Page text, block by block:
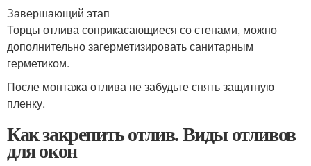
Завершающий этап
Торцы отлива соприкасающиеся со стенами, можно
дополнительно загерметизировать санитарным
герметиком.
После монтажа отлива не забудьте снять защитную
пленку.
Как закрепить отлив. Виды отливов
для окон